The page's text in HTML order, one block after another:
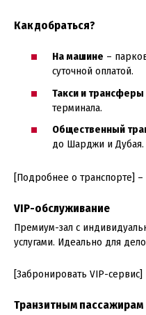
Как добраться?
На машине –
суточной оплатой.
Такси и трансферы
терминала.
Общественный
до Шарджи и Дубая.
[Подробнее о транспорте] –
VIP-обслуживание
Премиум-зал с
услугами. Идеально для
[Забронировать VIP-сервис]
Транзитным пассажирам